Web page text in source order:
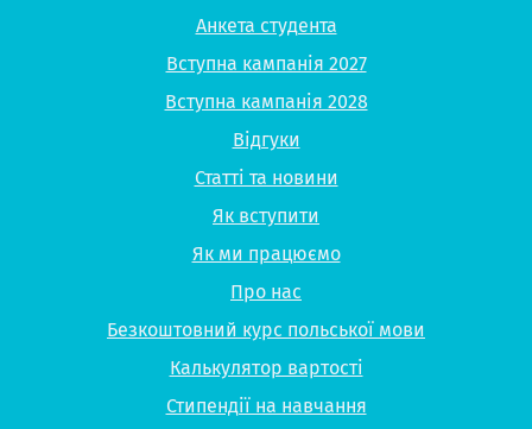
Анкета студента
Вступна кампанія 2027
Вступна кампанія 2028
Відгуки
Статті та новини
Як вступити
Як ми працюємо
Про нас
Безкоштовний курс польської мови
Калькулятор вартості
Стипендії на навчання